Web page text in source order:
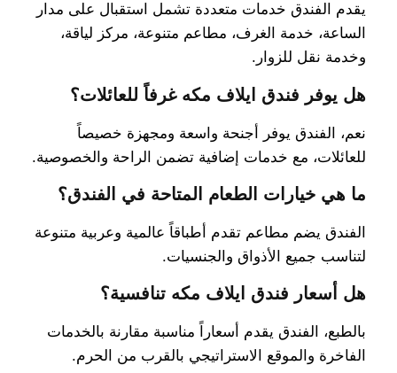
يقدم الفندق خدمات متعددة تشمل استقبال على مدار
الساعة، خدمة الغرف، مطاعم متنوعة، مركز لياقة،
وخدمة نقل للزوار.
هل يوفر فندق ايلاف مكه غرفاً للعائلات؟
نعم، الفندق يوفر أجنحة واسعة ومجهزة خصيصاً
للعائلات، مع خدمات إضافية تضمن الراحة والخصوصية.
ما هي خيارات الطعام المتاحة في الفندق؟
الفندق يضم مطاعم تقدم أطباقاً عالمية وعربية متنوعة
لتناسب جميع الأذواق والجنسيات.
هل أسعار فندق ايلاف مكه تنافسية؟
بالطبع، الفندق يقدم أسعاراً مناسبة مقارنة بالخدمات
الفاخرة والموقع الاستراتيجي بالقرب من الحرم.